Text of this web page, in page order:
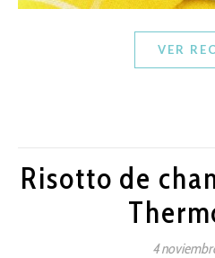
VER
Risotto de
4